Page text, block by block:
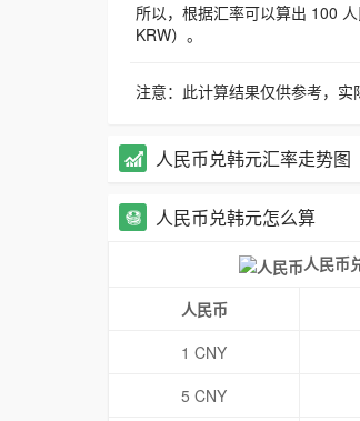
所以，根据汇率可以算出 100
KRW）。
注意：此计算结果仅供参考，实
人民币兑韩元汇率走势图
人民币兑韩元怎么算
人民币
人民币
1 CNY
5 CNY